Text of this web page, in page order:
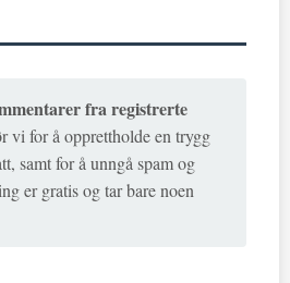
fra registrerte
vi for å opprettholde en trygg
samt for å unngå spam og
er gratis og tar bare noen